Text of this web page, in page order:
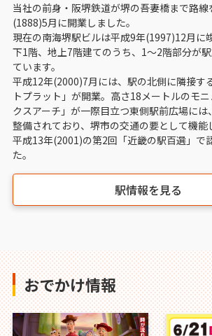
当社の前身・阪堺鉄道が堺の吾妻橋まで路
(1888)5月に開業しました。
現在の南海堺駅ビルは平成9年(1997)12月に
下1階、地上7階建てのうち、1～2階部分が
ています。
平成12年(2000)7月には、駅の北側に隣接す
トプラット」が開業。高さ18メートルのモ
クスアーチ」が一際目立つ東側駅前広場に
整備されており、堺市の交通の要として機能
平成13年(2001)の第2回「近畿の駅百選」で
た。
駅情報を見る
おでかけ情報